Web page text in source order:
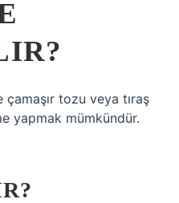
tozu veya tıraş
yapmak mümkündür.